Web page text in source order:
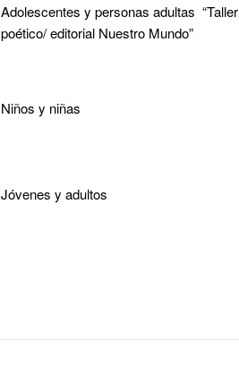
Adolescentes y personas adultas “Taller
poético/ editorial Nuestro Mundo”
Niños y niñas
Jóvenes y adultos